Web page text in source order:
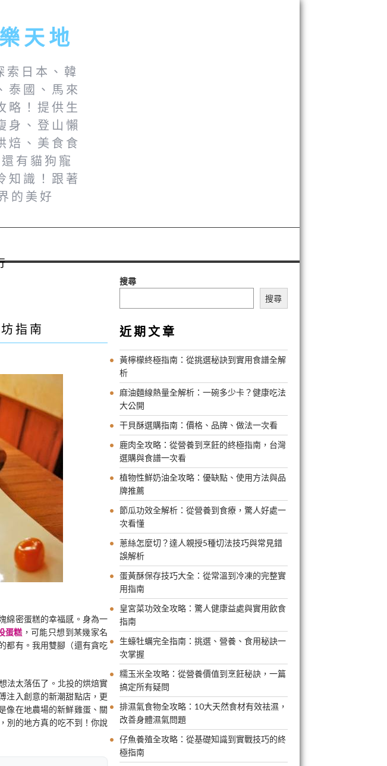
天地
索日本、韓
泰國、馬來
略！提供生
身、登山懶
焙、美食食
有貓狗寵
知識！跟著
的美好
指南
綿密蛋糕的幸福感。身為一
蛋糕 ，可能只想到某幾家名
都有。我用雙腳（還有貪吃
法太落伍了。北投的烘焙實
注入創意的新潮甜點店，更
像在地農場的新鮮雞蛋、關
，別的地方真的吃不到！你說
搜尋
搜尋
近期文章
黃檸檬終極指南：從挑選秘訣到實用食譜全解
析
麻油麵線熱量全解析：一碗多少卡？健康吃法
大公開
干貝酥選購指南：價格、品牌、做法一次看
鹿肉全攻略：從營養到烹飪的終極指南，台灣
選購與食譜一次看
植物性鮮奶油全攻略：優缺點、使用方法與品
牌推薦
節瓜功效全解析：從營養到食療，驚人好處一
次看懂
蔥絲怎麼切？達人親授5種切法技巧與常見錯
誤解析
蛋黃酥保存技巧大全：從常溫到冷凍的完整實
用指南
皇宮菜功效全攻略：驚人健康益處與實用飲食
指南
生蠔牡蠣完全指南：挑選、營養、食用秘訣一
次掌握
糯玉米全攻略：從營養價值到烹飪秘訣，一篇
搞定所有疑問
排濕氣食物全攻略：10大天然食材有效祛濕，
改善身體濕氣問題
仔魚養殖全攻略：從基礎知識到實戰技巧的終
極指南